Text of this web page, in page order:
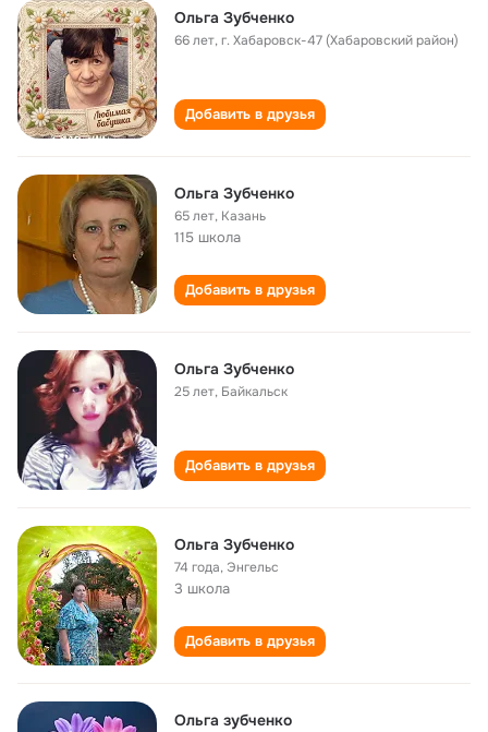
Ольга Зубченко
66 лет,г. Хабаровск-47 (Хабаровский район)
Добавить в друзья
Ольга Зубченко
65 лет, Казань
115 школа
Добавить в друзья
Ольга Зубченко
25 лет, Байкальск
Добавить в друзья
Ольга Зубченко
74 года, Энгельс
3 школа
Добавить в друзья
Ольга зубченко